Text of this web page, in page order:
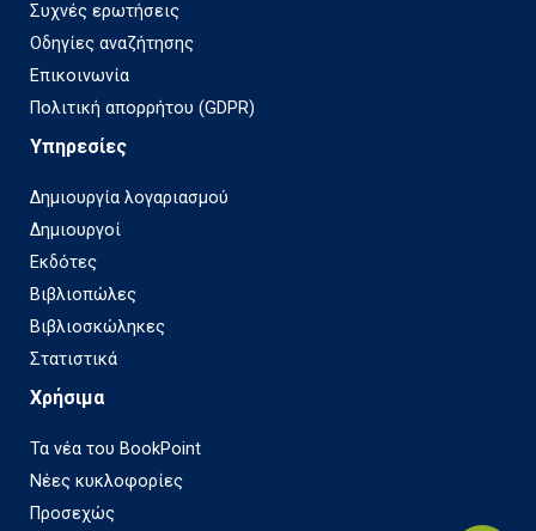
Συχνές ερωτήσεις
Οδηγίες αναζήτησης
Επικοινωνία
Πολιτική απορρήτου (GDPR)
Υπηρεσίες
Δημιουργία λογαριασμού
Δημιουργοί
Εκδότες
Βιβλιοπώλες
Βιβλιοσκώληκες
Στατιστικά
Χρήσιμα
Τα νέα του BookPoint
Νέες κυκλοφορίες
Προσεχώς